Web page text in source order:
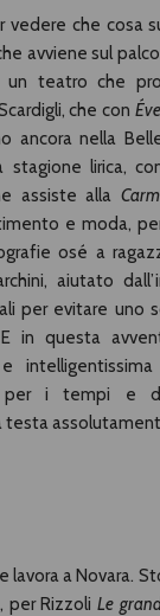
che cosa
avviene sul
teatro che
che con
ancora nella
stagione lirica,
assiste alla
e moda,
osé a
aiutato
per evitare uno
in questa
per i tempi e
testa
lavora a Novara.
per Rizzoli Le